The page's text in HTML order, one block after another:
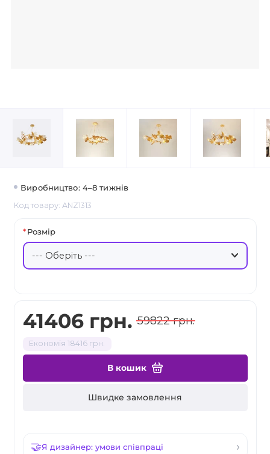
Виробництво: 4–8 тижнів
Код товару: ANZ1313
41406 грн. 59822 грн.
Економія 18416 грн.
В кошик
Швидке замовлення
Я дизайнер: умови співпраці
Розмір